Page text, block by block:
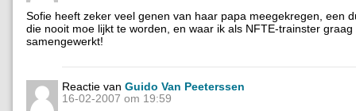
Sofie heeft zeker veel genen van haar papa meegekregen, een
die nooit moe lijkt te worden, en waar ik als NFTE-trainster
samengewerkt!
Reactie van Guido Van Peeterssen
16-02-2007 om 19:59